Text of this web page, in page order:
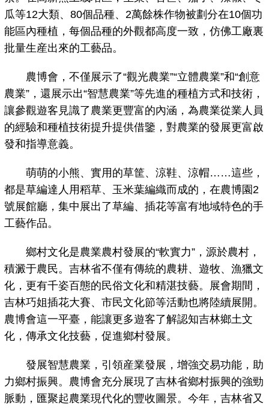
瓜等12大類、80個品種、2萬餘株作物被劃分在10個功
能區內種植，每個品種的外觀都高度一致，仿佛工廠裏
批量生産出來的工藝品。
農博會，不僅展示了“觀光農業”“立體農業”和“創意
農業”，還展示出“智慧農業”等先進的種植方式和技術，
讓參觀遊客見識了農業更豐富的內涵，為農業從業人員
的經驗和種植技術提升提供借鑒，對農業的發展更富啟
發和指導意義。
萌萌的小熊、實用的草筐、涼鞋、涼帽……這些，
都是草編達人用稻草、玉米葉編織而成的，在農博園2
號展館廳，集中展出了草編、插花等富有地域特色的手
工藝作品。
鄉村文化是農業農村發展的“軟實力”，源於農村，
積澱于農民。吉林省不僅有傳統的農耕、遊牧、漁獵文
化，更有千姿百態的民俗文化和精湛技藝。展會期間，
吉林巧姐插花大賽、市民文化節等活動也將陸續展開。
農博會這一平臺，能讓更多遊客了解認知吉林鄉土文
化，傳承文化技藝，促進鄉村發展。
發展智慧農業，引領産業發展，增強交易功能，助
力鄉村振興。農博會充分展現了吉林省鄉村振興的強勁
脈動，匯聚起農業現代化的豐收圖景。今年，吉林省又